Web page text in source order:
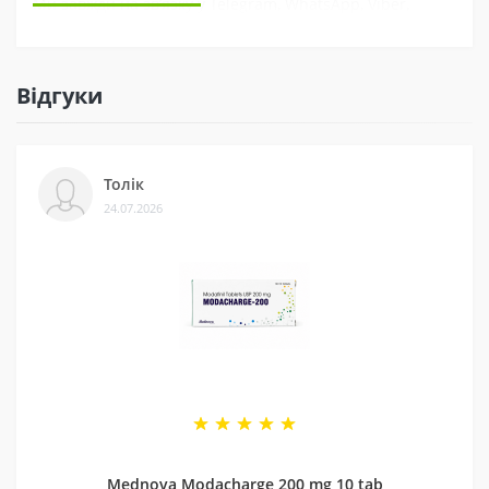
різних платформах. Це підтверджує, що нам можна
довіряти.
Маємо хороші ціни завдяки прямим контактам із
постачальниками. Часто бувають знижки — слідкуйте
Відгуки
Толік
24.07.2026
Mednova Modacharge 200 mg 10 tab